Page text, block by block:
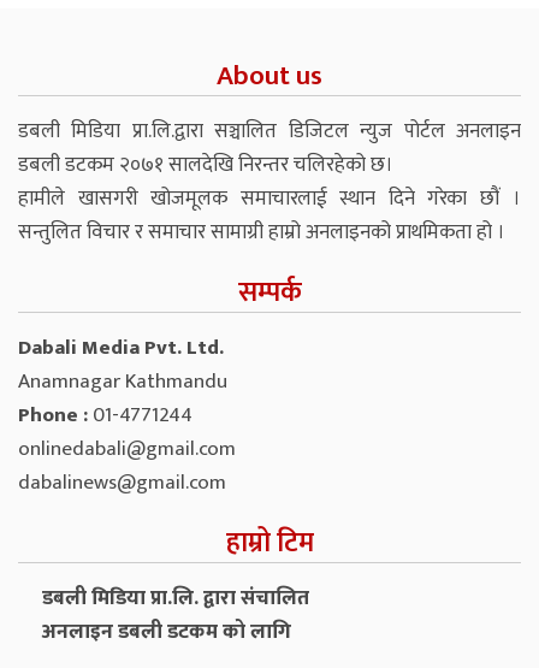
About us
डबली मिडिया प्रा.लि.द्वारा सञ्चालित डिजिटल न्युज पोर्टल अनलाइन
डबली डटकम २०७१ सालदेखि निरन्तर चलिरहेको छ।
हामीले खासगरी खोजमूलक समाचारलाई स्थान दिने गरेका छौं ।
सन्तुलित विचार र समाचार सामाग्री हाम्रो अनलाइनको प्राथमिकता हो ।
सम्पर्क
Dabali Media Pvt. Ltd.
Anamnagar Kathmandu
Phone :01-4771244
onlinedabali@gmail.com
dabalinews@gmail.com
हाम्रो टिम
डबली मिडिया प्रा.लि. द्वारा संचालित
अनलाइन डबली डटकम को लागि